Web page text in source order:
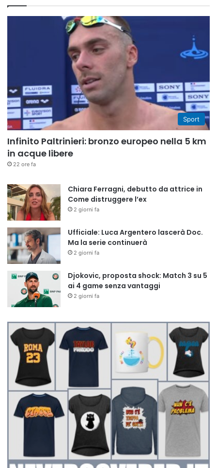
Sport
Infinito Paltrinieri: bronzo europeo nella 5 km
in acque libere
22 ore fa
Chiara Ferragni, debutto da attrice in
Come distruggere l’ex
2 giorni fa
Ufficiale: Luca Argentero lascerà Doc.
Ma la serie continuerà
2 giorni fa
Djokovic, proposta shock: Match 3 su 5
ai 4 game senza vantaggi
2 giorni fa